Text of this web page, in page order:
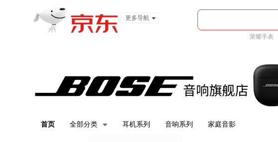
更多导航
荣耀手表
首页 全部分类 耳机系列 音响系列 家庭音影